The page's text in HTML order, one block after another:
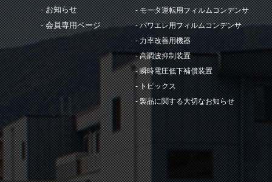
お知らせ
会員専用ページ
モータ運転用フィルムコンデンサ
パワエレ用フィルムコンデンサ
力率改善用機器
高調波抑制装置
瞬時電圧低下補償装置
トピックス
製品に関する大切なお知らせ